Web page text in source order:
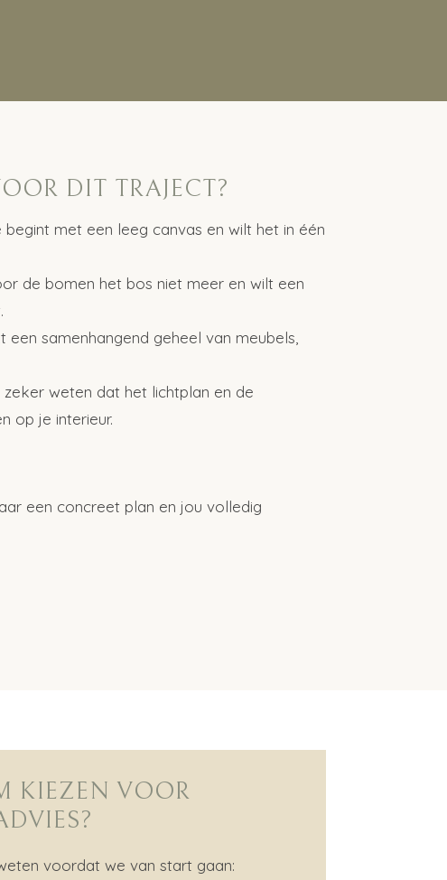
DIT TRAJECT?
begint met een leeg canvas en wilt het in één
de bomen het bos niet meer en wilt een
een samenhangend geheel van meubels,
weten dat het lichtplan en de
op je interieur.
een concreet plan en jou volledig
KIEZEN VOOR
voordat we van start gaan: